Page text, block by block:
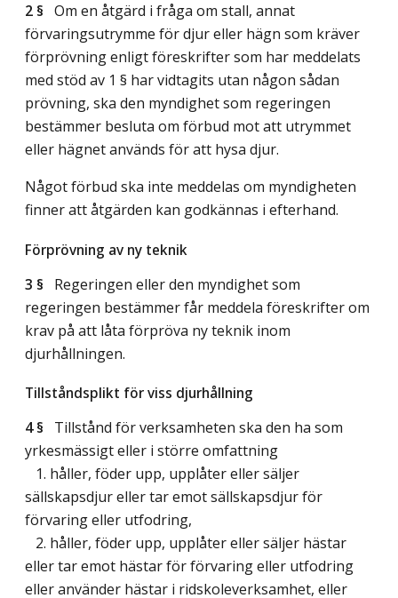
2 § Om en åtgärd i fråga om stall, annat
förvaringsutrymme för djur eller hägn som kräver
förprövning enligt föreskrifter som har meddelats
med stöd av 1 § har vidtagits utan någon sådan
prövning, ska den myndighet som regeringen
bestämmer besluta om förbud mot att utrymmet
eller hägnet används för att hysa djur.
Något förbud ska inte meddelas om myndigheten
finner att åtgärden kan godkännas i efterhand.
Förprövning av ny teknik
3 § Regeringen eller den myndighet som
regeringen bestämmer får meddela föreskrifter om
krav på att låta förpröva ny teknik inom
djurhållningen.
Tillståndsplikt för viss djurhållning
4 § Tillstånd för verksamheten ska den ha som
yrkesmässigt eller i större omfattning
1. håller, föder upp, upplåter eller säljer
sällskapsdjur eller tar emot sällskapsdjur för
förvaring eller utfodring,
2. håller, föder upp, upplåter eller säljer hästar
eller tar emot hästar för förvaring eller utfodring
eller använder hästar i ridskoleverksamhet, eller